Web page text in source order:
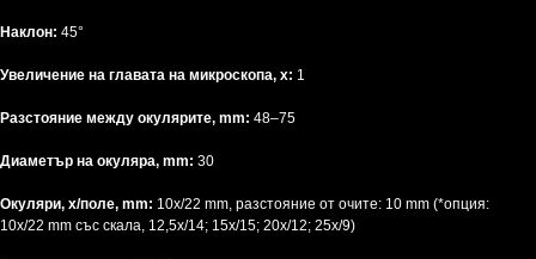
Наклон: 45°
Увеличение на главата на микроскопа, x: 1
Разстояние между окулярите, mm: 48–75
Диаметър на окуляра, mm: 30
Окуляри, x/поле, mm: 10х/22 mm, разстояние от очите: 10 mm (*опция:
10x/22 mm със скала, 12,5x/14; 15x/15; 20x/12; 25x/9)